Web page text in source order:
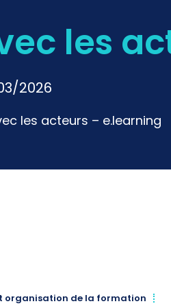
les
2026
les acteurs – e.learning
organisation de la formation